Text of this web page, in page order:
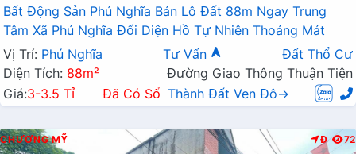
Bất Động Sản Phú Nghĩa Bán Lô Đất 88m Ngay Trung
Tâm Xã Phú Nghĩa Đối Diện Hồ Tự Nhiên Thoáng Mát
Vị Trí: Phú Nghĩa Tư Vấn
Đất Thổ Cư
Diện Tích: 88m²
Đường Giao Thông Thuận Tiện
Giá:3-3.5 Tỉ Đã Có Sổ Thành Đất Ven Đô→
CHƯƠNG MỸ Đ 72